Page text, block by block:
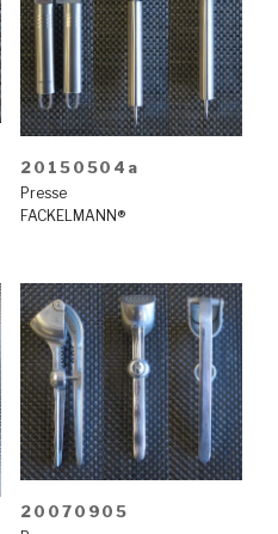
20150504a
Presse
FACKELMANN®
20070905